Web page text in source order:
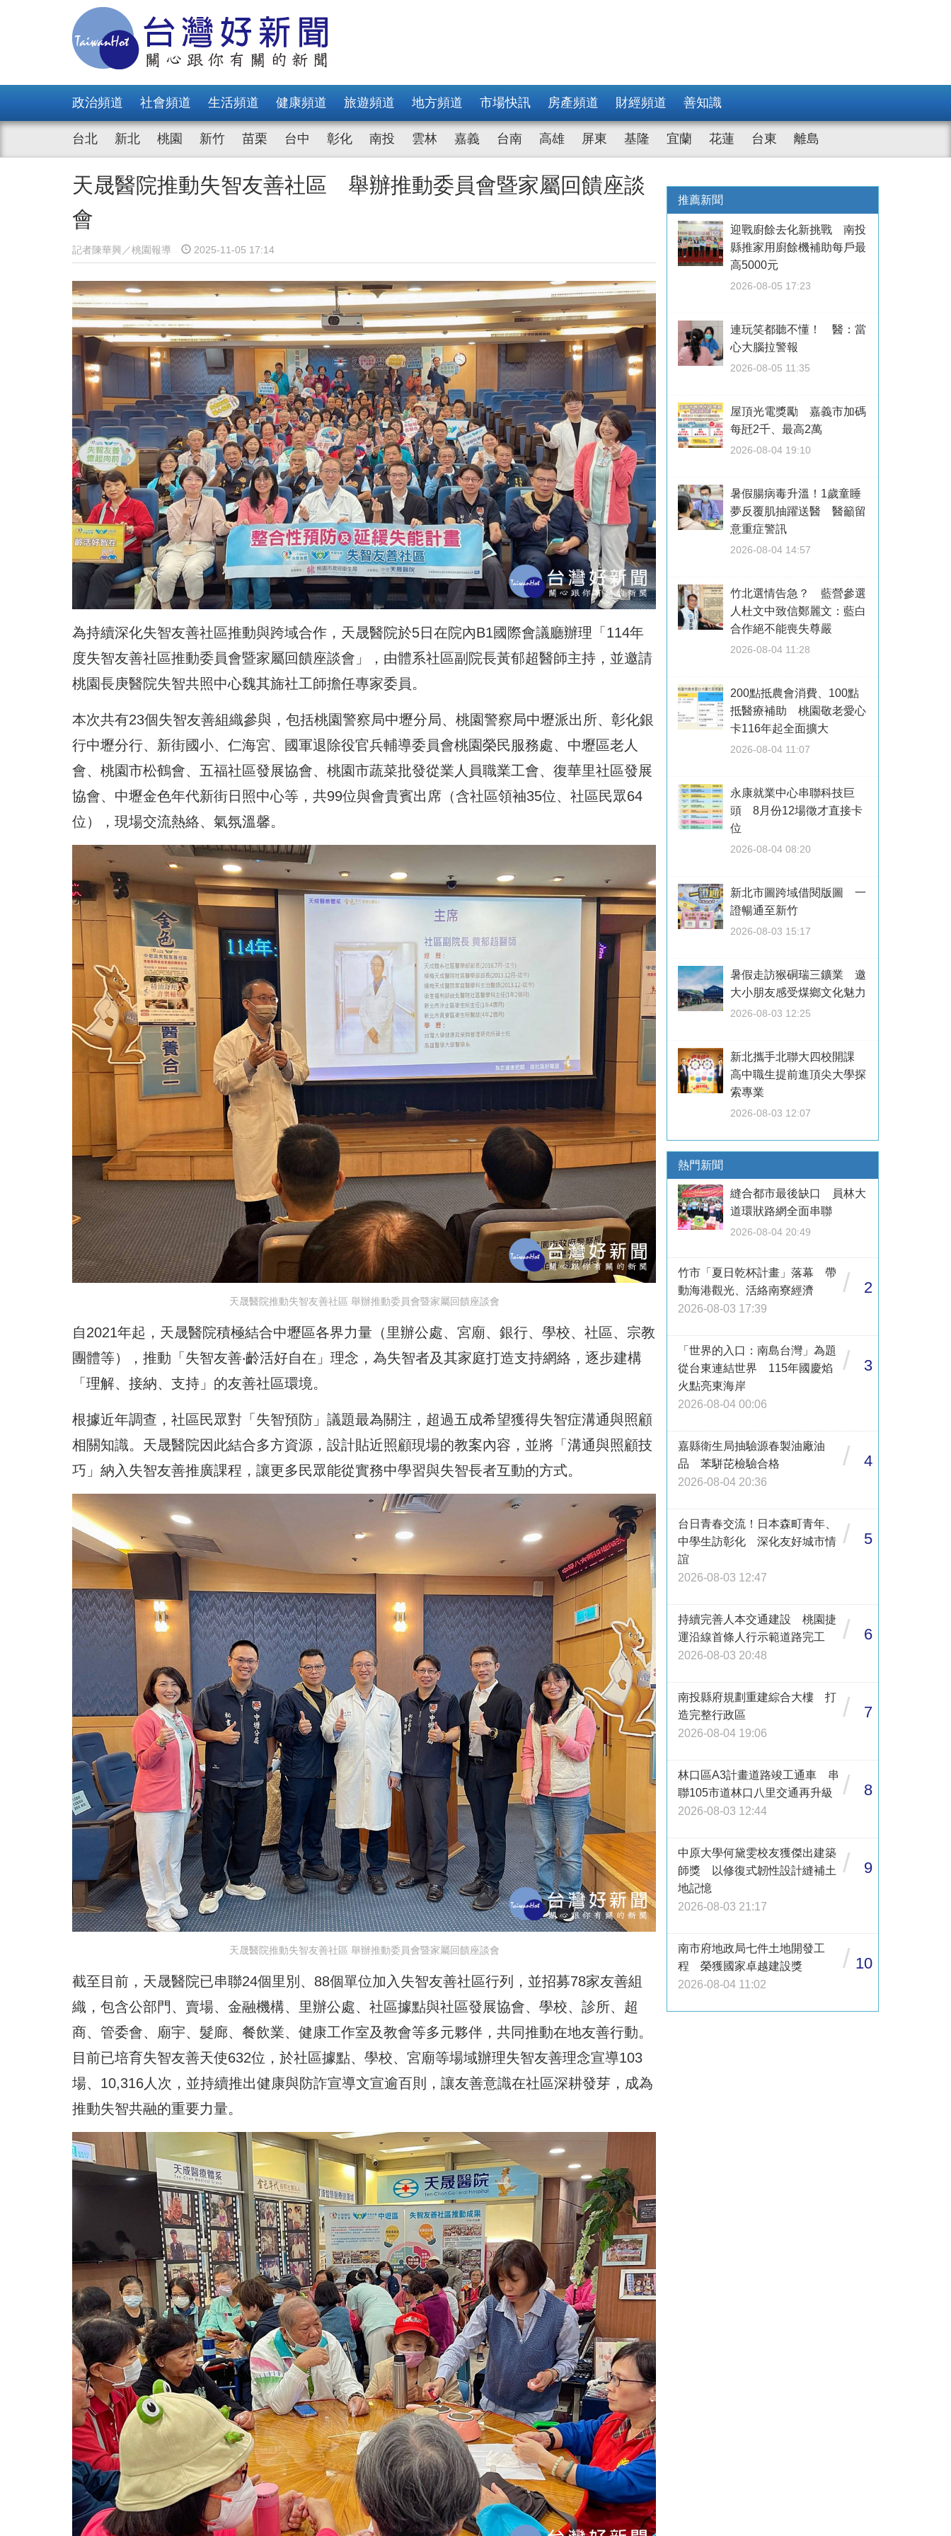
政治頻道 社會頻道 生活頻道 健康頻道 旅遊頻道 地方頻道 市場快訊 房產頻道 財經頻道 善知識
台北 新北 桃園 新竹 苗栗 台中 彰化 南投 雲林 嘉義 台南 高雄 屏東 基隆 宜蘭 花蓮 台東 離島
天晟醫院推動失智友善社區 舉辦推動委員會暨家屬回饋座談
會
記者陳華興／桃園報導 2025-11-05 17:14
為持續深化失智友善社區推動與跨域合作，天晟醫院於5日在院內B1國際會議廳辦理「114年
度失智友善社區推動委員會暨家屬回饋座談會」，由體系社區副院長黃郁超醫師主持，並邀請
桃園長庚醫院失智共照中心魏其旆社工師擔任專家委員。
本次共有23個失智友善組織參與，包括桃園警察局中壢分局、桃園警察局中壢派出所、彰化銀
行中壢分行、新街國小、仁海宮、國軍退除役官兵輔導委員會桃園榮民服務處、中壢區老人
會、桃園市松鶴會、五福社區發展協會、桃園市蔬菜批發從業人員職業工會、復華里社區發展
協會、中壢金色年代新街日照中心等，共99位與會貴賓出席（含社區領袖35位、社區民眾64
位），現場交流熱絡、氣氛溫馨。
天晟醫院推動失智友善社區 舉辦推動委員會暨家屬回饋座談會
自2021年起，天晟醫院積極結合中壢區各界力量（里辦公處、宮廟、銀行、學校、社區、宗教
團體等），推動「失智友善‧齡活好自在」理念，為失智者及其家庭打造支持網絡，逐步建構
「理解、接納、支持」的友善社區環境。
根據近年調查，社區民眾對「失智預防」議題最為關注，超過五成希望獲得失智症溝通與照顧
相關知識。天晟醫院因此結合多方資源，設計貼近照顧現場的教案內容，並將「溝通與照顧技
巧」納入失智友善推廣課程，讓更多民眾能從實務中學習與失智長者互動的方式。
天晟醫院推動失智友善社區 舉辦推動委員會暨家屬回饋座談會
截至目前，天晟醫院已串聯24個里別、88個單位加入失智友善社區行列，並招募78家友善組
織，包含公部門、賣場、金融機構、里辦公處、社區據點與社區發展協會、學校、診所、超
商、管委會、廟宇、髮廊、餐飲業、健康工作室及教會等多元夥伴，共同推動在地友善行動。
目前已培育失智友善天使632位，於社區據點、學校、宮廟等場域辦理失智友善理念宣導103
場、10,316人次，並持續推出健康與防詐宣導文宣逾百則，讓友善意識在社區深耕發芽，成為
推動失智共融的重要力量。
推薦新聞
迎戰廚餘去化新挑戰 南投
縣推家用廚餘機補助每戶最
高5000元
2026-08-05 17:23
連玩笑都聽不懂！ 醫：當
心大腦拉警報
2026-08-05 11:35
屋頂光電獎勵 嘉義市加碼
每瓩2千、最高2萬
2026-08-04 19:10
暑假腸病毒升溫！1歲童睡
夢反覆肌抽躍送醫 醫籲留
意重症警訊
2026-08-04 14:57
竹北選情告急？ 藍營參選
人杜文中致信鄭麗文：藍白
合作絕不能喪失尊嚴
2026-08-04 11:28
200點抵農會消費、100點
抵醫療補助 桃園敬老愛心
卡116年起全面擴大
2026-08-04 11:07
永康就業中心串聯科技巨
頭 8月份12場徵才直接卡
位
2026-08-04 08:20
新北市圖跨域借閱版圖 一
證暢通至新竹
2026-08-03 15:17
暑假走訪猴硐瑞三鑛業 邀
大小朋友感受煤鄉文化魅力
2026-08-03 12:25
新北攜手北聯大四校開課
高中職生提前進頂尖大學探
索專業
2026-08-03 12:07
熱門新聞
縫合都市最後缺口 員林大
道環狀路網全面串聯
2026-08-04 20:49
竹市「夏日乾杯計畫」落幕 帶
動海港觀光、活絡南寮經濟
2026-08-03 17:39
/ 2
「世界的入口：南島台灣」為題
從台東連結世界 115年國慶焰
火點亮東海岸
2026-08-04 00:06
/ 3
嘉縣衛生局抽驗源春製油廠油
品 苯駢芘檢驗合格
2026-08-04 20:36
/ 4
台日青春交流！日本森町青年、
中學生訪彰化 深化友好城市情
誼
2026-08-03 12:47
/ 5
持續完善人本交通建設 桃園捷
運沿線首條人行示範道路完工
2026-08-03 20:48
/ 6
南投縣府規劃重建綜合大樓 打
造完整行政區
2026-08-04 19:06
/ 7
林口區A3計畫道路竣工通車 串
聯105市道林口八里交通再升級
2026-08-03 12:44
/ 8
中原大學何黛雯校友獲傑出建築
師獎 以修復式韌性設計縫補土
地記憶
2026-08-03 21:17
/ 9
南市府地政局七件土地開發工
程 榮獲國家卓越建設獎
2026-08-04 11:02
/ 10